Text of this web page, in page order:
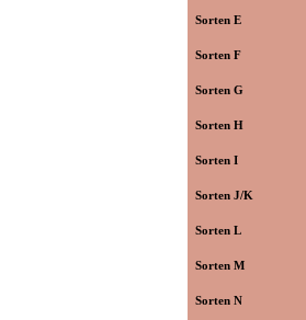
Sorten E
Sorten F
Sorten G
Sorten H
Sorten I
Sorten J/K
Sorten L
Sorten M
Sorten N